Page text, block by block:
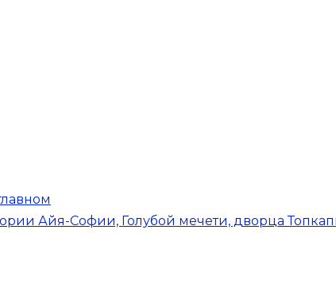
Айя-Софии, Голубой мечети, дворца